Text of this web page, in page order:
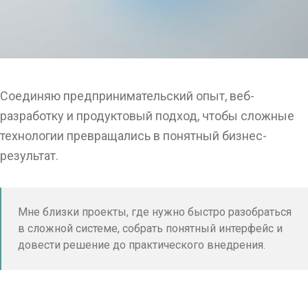
Соединяю предпринимательский опыт, веб-
разработку и продуктовый подход, чтобы сложные
технологии превращались в понятный бизнес-
результат.
Мне близки проекты, где нужно быстро разобраться
в сложной системе, собрать понятный интерфейс и
довести решение до практического внедрения.